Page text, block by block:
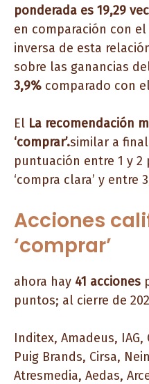
ponderada es 19,29
en comparación con
inversa de esta
sobre las ganancias
3,9% comparado con
El La recomendación
‘comprar’.similar a
puntuación entre 1 y
‘compra clara’ y entre
Acciones
‘comprar’
ahora hay 41 acciones
puntos; al cierre de
Inditex, Amadeus,
Puig Brands, Cirsa,
Atresmedia, Aedas,